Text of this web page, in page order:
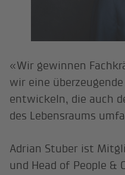
«Wir gewinnen
wir eine
entwickeln, die auch
des Lebensraums
Adrian Stuber ist
und Head of People &